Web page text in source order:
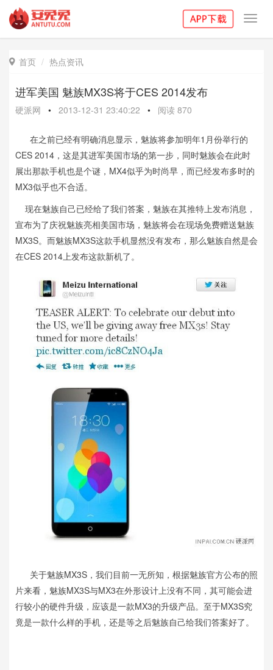
 首页 热点资讯
进军美国 魅族MX3S将于CES 2014发布
硬派网 • 2013-12-31 23:40:22 • 阅读 870
在之前已经有明确消息显示，魅族将参加明年1月份举行的
CES 2014，这是其进军美国市场的第一步，同时魅族会在此时
展出那款手机也是个谜，MX4似乎为时尚早，而已经发布多时的
MX3似乎也不合适。
现在魅族自己已经给了我们答案，魅族在其推特上发布消息，
宣布为了庆祝魅族亮相美国市场，魅族将会在现场免费赠送魅族
MX3S。而魅族MX3S这款手机显然没有发布，那么魅族自然是会
在CES 2014上发布这款新机了。
关于魅族MX3S，我们目前一无所知，根据魅族官方公布的照
片来看，魅族MX3S与MX3在外形设计上没有不同，其可能会进
行较小的硬件升级，应该是一款MX3的升级产品。至于MX3S究
竟是一款什么样的手机，还是等之后魅族自己给我们答案好了。